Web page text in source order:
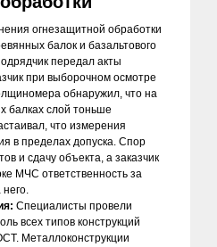
огнезащитной обработки
балок и базальтового
передал акты
при выборочном осмотре
обнаружил, что на
балках слой тоньше
что измерения
в пределах допуска. Спор
и сдачу объекта, а заказчик
МЧС ответственность за
Специалисты провели
всех типов конструкций
Металлоконструкции